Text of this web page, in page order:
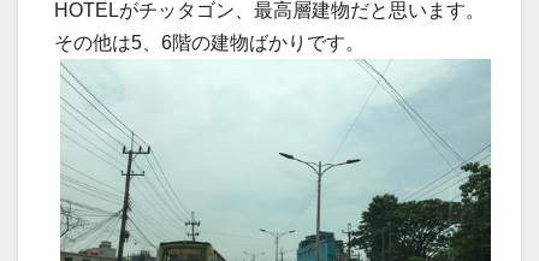
HOTELがチッタゴン、最高層建物だと思います。
その他は5、6階の建物ばかりです。